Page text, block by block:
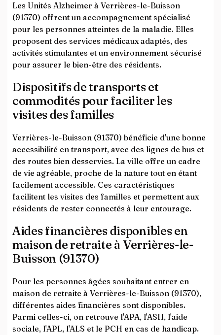
Les Unités Alzheimer à Verrières-le-Buisson
(91370) offrent un accompagnement spécialisé
pour les personnes atteintes de la maladie. Elles
proposent des services médicaux adaptés, des
activités stimulantes et un environnement sécurisé
pour assurer le bien-être des résidents.
Dispositifs de transports et
commodités pour faciliter les
visites des familles
Verrières-le-Buisson (91370) bénéficie d'une bonne
accessibilité en transport, avec des lignes de bus et
des routes bien desservies. La ville offre un cadre
de vie agréable, proche de la nature tout en étant
facilement accessible. Ces caractéristiques
facilitent les visites des familles et permettent aux
résidents de rester connectés à leur entourage.
Aides financières disponibles en
maison de retraite à Verrières-le-
Buisson (91370)
Pour les personnes âgées souhaitant entrer en
maison de retraite à Verrières-le-Buisson (91370),
différentes aides financières sont disponibles.
Parmi celles-ci, on retrouve l'APA, l'ASH, l'aide
sociale, l'APL, l'ALS et le PCH en cas de handicap.